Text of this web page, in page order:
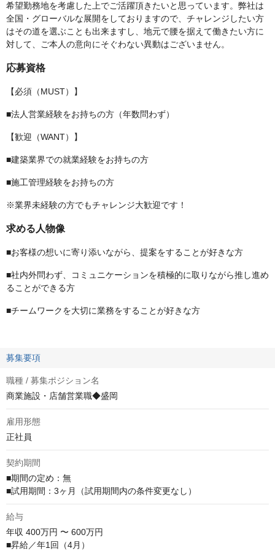
希望勤務地を考慮した上でご活躍頂きたいと思っています。弊社は
全国・グローバルな展開をしておりますので、チャレンジしたい方
はその道を選ぶことも出来ますし、地元で腰を据えて働きたい方に
対して、ご本人の意向にそぐわない異動はございません。
応募資格
【必須（MUST）】
■法人営業経験をお持ちの方（年数問わず）
【歓迎（WANT）】
■建築業界での就業経験をお持ちの方
■施工管理経験をお持ちの方
※業界未経験の方でもチャレンジ大歓迎です！
求める人物像
■お客様の想いに寄り添いながら、提案をすることが好きな方
■社内外問わず、コミュニケーションを積極的に取りながら推し進め
ることができる方
■チームワークを大切に業務をすることが好きな方
募集要項
職種 / 募集ポジション名
商業施設・店舗営業職◆盛岡
雇用形態
正社員
契約期間
■期間の定め：無
■試用期間：3ヶ月（試用期間内の条件変更なし）
給与
年収 400万円 〜 600万円
■昇給／年1回（4月）